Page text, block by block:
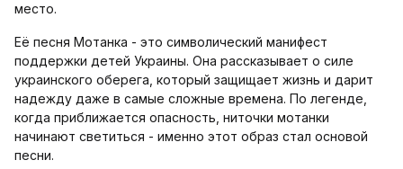
место.
Её песня Мотанка - это символический манифест
поддержки детей Украины. Она рассказывает о силе
украинского оберега, который защищает жизнь и дарит
надежду даже в самые сложные времена. По легенде,
когда приближается опасность, ниточки мотанки
начинают светиться - именно этот образ стал основой
песни.